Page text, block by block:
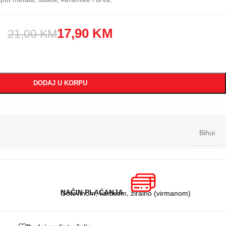
21,00KM17,90 KM
DODAJ U KORPU
Bihui
NAČIN PLAĆANJA
Gotovinom, karticom, žiralno (virmanom)